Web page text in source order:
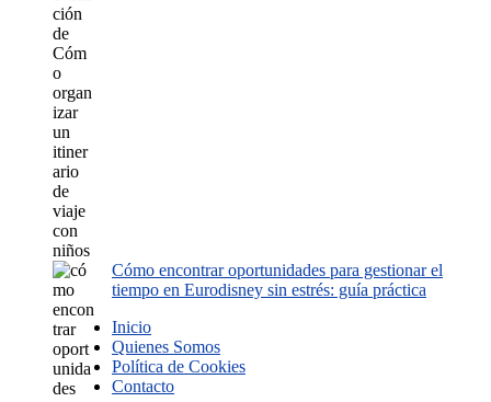
Cómo encontrar oportunidades para gestionar el
tiempo en Eurodisney sin estrés: guía práctica
Inicio
Quienes Somos
Política de Cookies
Contacto